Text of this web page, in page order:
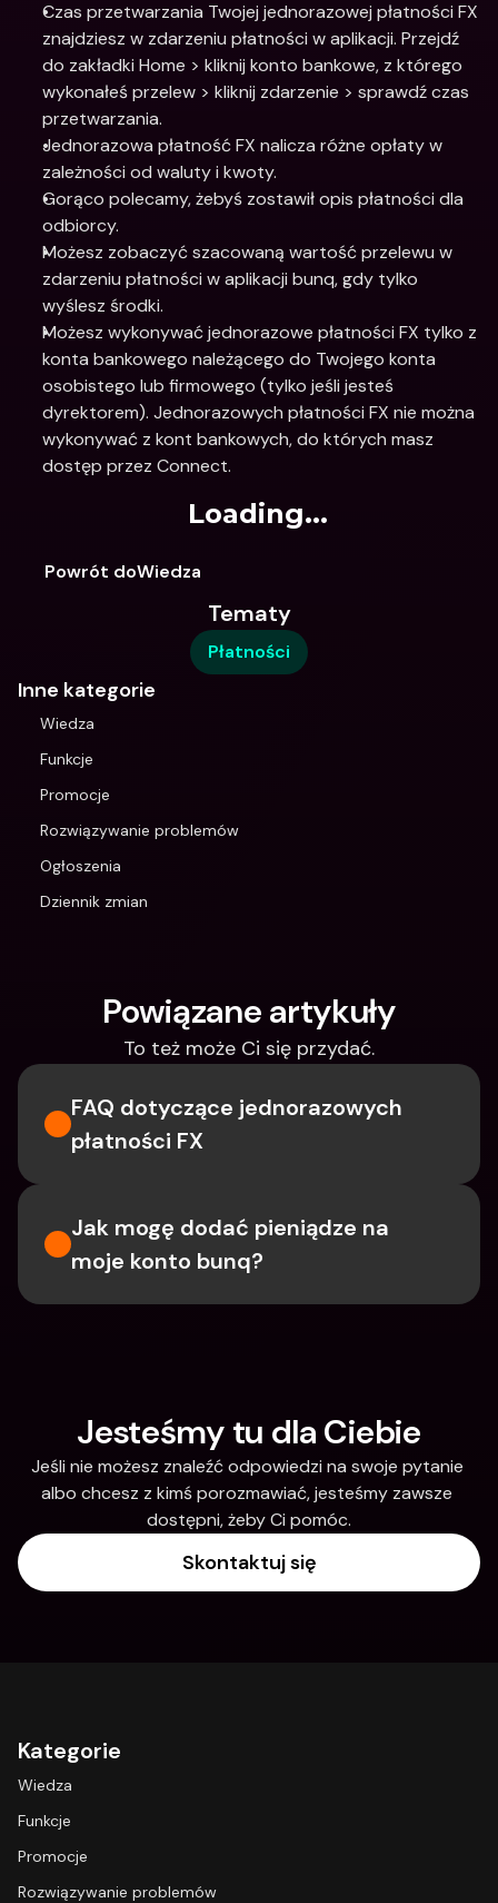
Czas przetwarzania Twojej jednorazowej płatności FX
znajdziesz w zdarzeniu płatności w aplikacji. Przejdź
do zakładki Home > kliknij konto bankowe, z którego
wykonałeś przelew > kliknij zdarzenie > sprawdź czas
przetwarzania.
Jednorazowa płatność FX nalicza różne opłaty w
zależności od waluty i kwoty.
Gorąco polecamy, żebyś zostawił opis płatności dla
odbiorcy.
Możesz zobaczyć szacowaną wartość przelewu w
zdarzeniu płatności w aplikacji bunq, gdy tylko
wyślesz środki.
Możesz wykonywać jednorazowe płatności FX tylko z
konta bankowego należącego do Twojego konta
osobistego lub firmowego (tylko jeśli jesteś
dyrektorem). Jednorazowych płatności FX nie można
wykonywać z kont bankowych, do których masz
dostęp przez Connect.
Loading...
Powrót doWiedza
Tematy
Płatności
Inne kategorie
Wiedza
Funkcje
Promocje
Rozwiązywanie problemów
Ogłoszenia
Dziennik zmian
Powiązane artykuły
To też może Ci się przydać.
FAQ dotyczące jednorazowych
płatności FX
Jak mogę dodać pieniądze na
moje konto bunq?
Jesteśmy tu dla Ciebie
Jeśli nie możesz znaleźć odpowiedzi na swoje pytanie
albo chcesz z kimś porozmawiać, jesteśmy zawsze
dostępni, żeby Ci pomóc.
Skontaktuj się
Kategorie
Wiedza
Funkcje
Promocje
Rozwiązywanie problemów